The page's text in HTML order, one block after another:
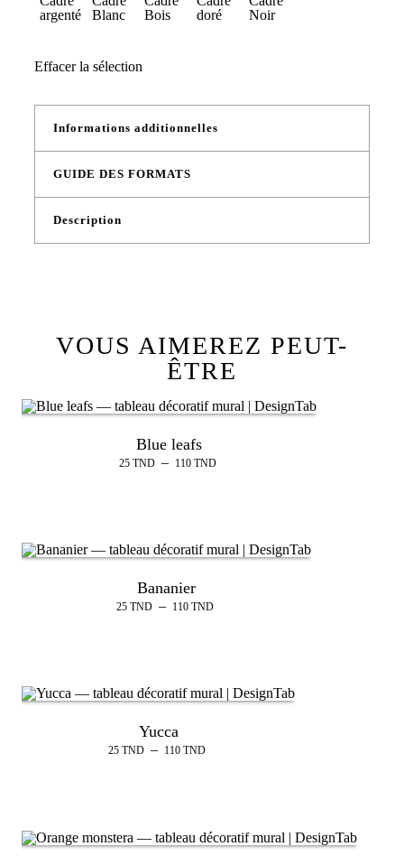
Effacer la sélection
Informations additionnelles
GUIDE DES FORMATS
Description
VOUS AIMEREZ PEUT-
ÊTRE
Blue leafs
25 TND – 110 TND
Bananier
25 TND – 110 TND
Yucca
25 TND – 110 TND